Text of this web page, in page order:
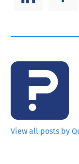
View all posts by